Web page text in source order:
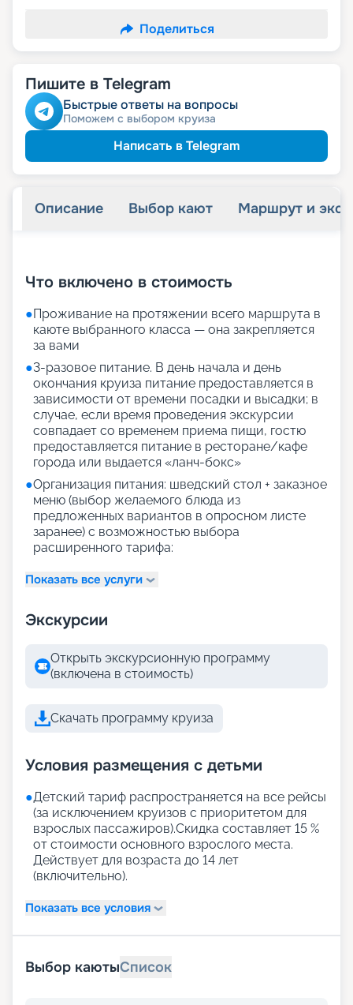
Поделиться
Пишите в Telegram
Быстрые ответы на вопросы
Поможем с выбором круиза
Написать в Telegram
Описание Выбор кают Маршрут и
Что включено в стоимость
●Проживание на протяжении всего маршрута в
каюте выбранного класса — она закрепляется
за вами
●3-разовое питание. В день начала и день
окончания круиза питание предоставляется в
зависимости от времени посадки и высадки; в
случае, если время проведения экскурсии
совпадает со временем приема пищи, гостю
предоставляется питание в ресторане/кафе
города или выдается «ланч-бокс»
●Организация питания: шведский стол + заказное
меню (выбор желаемого блюда из
предложенных вариантов в опросном листе
заранее) с возможностью выбора
расширенного тарифа:
Показать все услуги
Экскурсии
Открыть экскурсионную программу
(включена в стоимость)
Скачать программу круиза
Условия размещения с детьми
●Детский тариф распространяется на все рейсы
(за исключением круизов с приоритетом для
взрослых пассажиров).Скидка составляет 15 %
от стоимости основного взрослого места.
Действует для возраста до 14 лет
(включительно).
Показать все условия
Выбор каютыСписок